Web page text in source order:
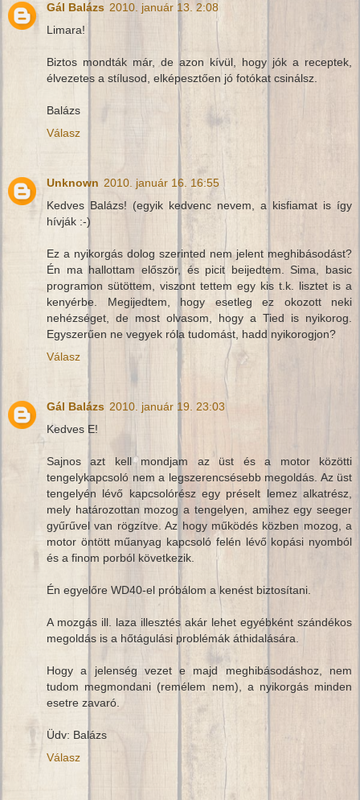
Gál Balázs 2010. január 13. 2:08
Limara!
Biztos mondták már, de azon kívül, hogy jók a receptek,
élvezetes a stílusod, elképesztően jó fotókat csinálsz.
Balázs
Válasz
Unknown 2010. január 16. 16:55
Kedves Balázs! (egyik kedvenc nevem, a kisfiamat is így
hívják :-)
Ez a nyikorgás dolog szerinted nem jelent meghibásodást?
Én ma hallottam először, és picit beijedtem. Sima, basic
programon sütöttem, viszont tettem egy kis t.k. lisztet is a
kenyérbe. Megijedtem, hogy esetleg ez okozott neki
nehézséget, de most olvasom, hogy a Tied is nyikorog.
Egyszerűen ne vegyek róla tudomást, hadd nyikorogjon?
Válasz
Gál Balázs 2010. január 19. 23:03
Kedves E!
Sajnos azt kell mondjam az üst és a motor közötti
tengelykapcsoló nem a legszerencsésebb megoldás. Az üst
tengelyén lévő kapcsolórész egy préselt lemez alkatrész,
mely határozottan mozog a tengelyen, amihez egy seeger
gyűrűvel van rögzítve. Az hogy működés közben mozog, a
motor öntött műanyag kapcsoló felén lévő kopási nyomból
és a finom porból következik.
Én egyelőre WD40-el próbálom a kenést biztosítani.
A mozgás ill. laza illesztés akár lehet egyébként szándékos
megoldás is a hőtágulási problémák áthidalására.
Hogy a jelenség vezet e majd meghibásodáshoz, nem
tudom megmondani (remélem nem), a nyikorgás minden
esetre zavaró.
Üdv: Balázs
Válasz